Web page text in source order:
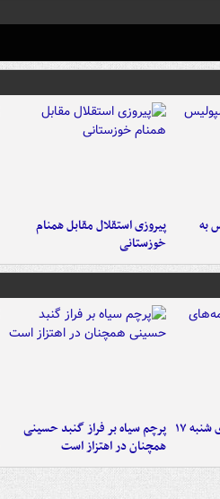
به
پیروزی استقلال مقابل همنام
خوزستانی
صفحه نخست روزنامه‌های شنبه ۱۷ پرچم سیاه بر فراز گنبد حسینی
همچنان در اهتزاز است